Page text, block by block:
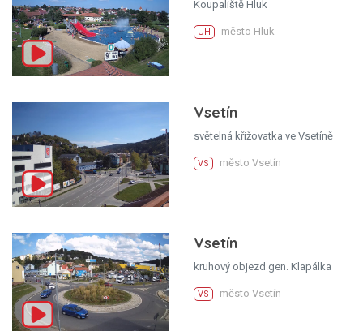
Koupaliště Hluk
UH město Hluk
Vsetín
světelná křižovatka ve Vsetíně
VS město Vsetín
Vsetín
kruhový objezd gen. Klapálka
VS město Vsetín